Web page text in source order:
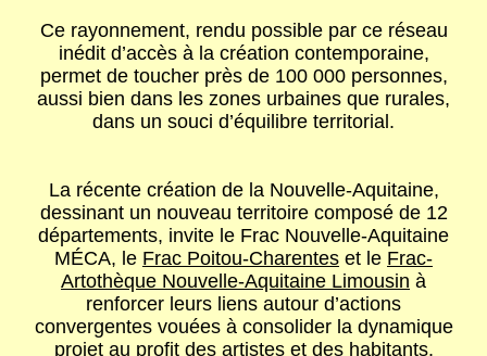
Ce rayonnement, rendu possible par ce réseau
inédit d’accès à la création contemporaine,
permet de toucher près de 100 000 personnes,
aussi bien dans les zones urbaines que rurales,
dans un souci d’équilibre territorial.
La récente création de la Nouvelle-Aquitaine,
dessinant un nouveau territoire composé de 12
départements, invite le Frac Nouvelle-Aquitaine
MÉCA, le Frac Poitou-Charentes et le Frac-
Artothèque Nouvelle-Aquitaine Limousin à
renforcer leurs liens autour d’actions
convergentes vouées à consolider la dynamique
projet au profit des artistes et des habitants.